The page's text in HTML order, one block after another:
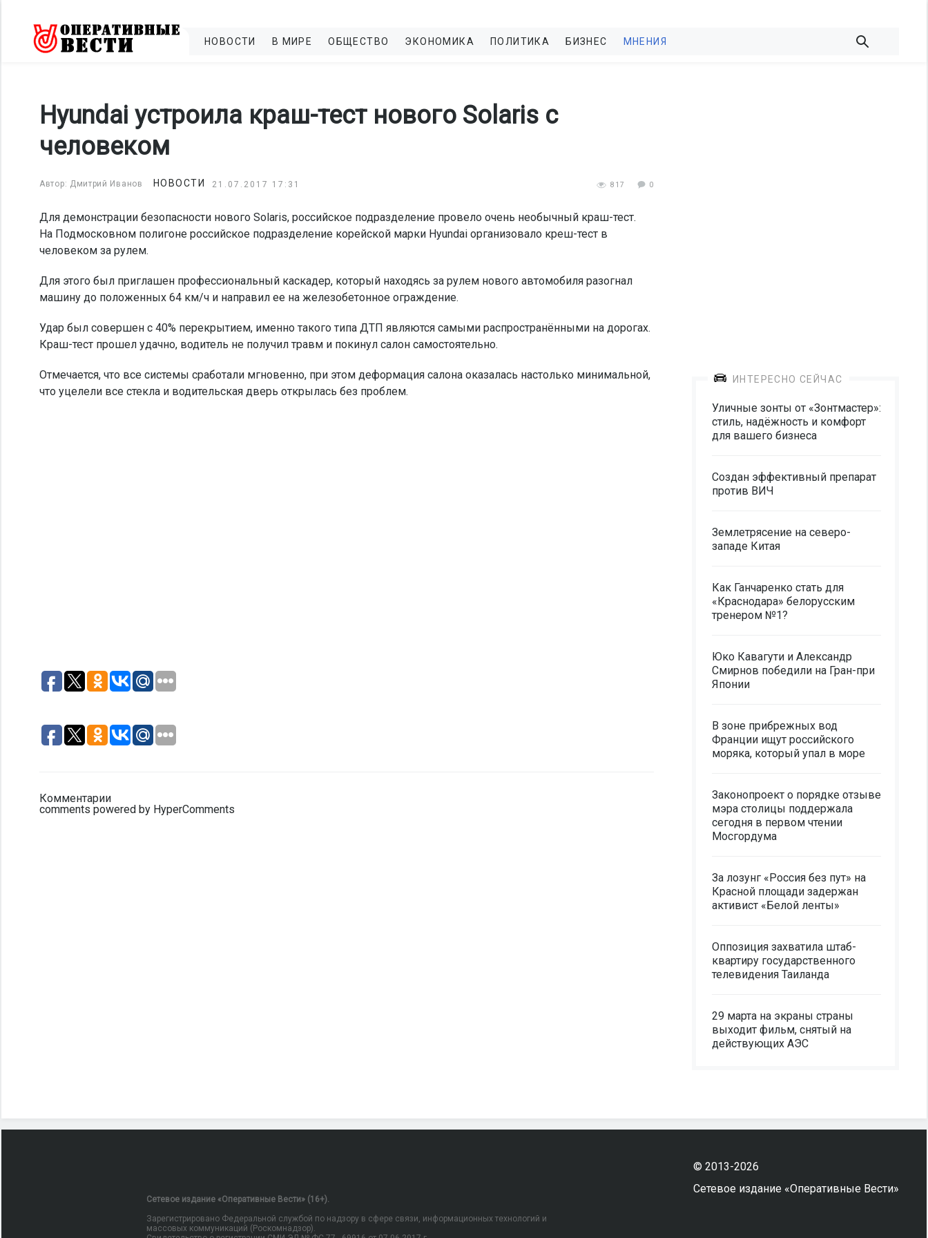
НОВОСТИ В МИРЕ ОБЩЕСТВО ЭКОНОМИКА ПОЛИТИКА БИЗНЕС МНЕНИЯ
Hyundai устроила краш-тест нового Solaris с
человеком
Автор: Дмитрий Иванов НОВОСТИ 21.07.2017 17:31 817 0
Для демонстрации безопасности нового Solaris, российское подразделение провело очень необычный краш-тест.
На Подмосковном полигоне российское подразделение корейской марки Hyundai организовало креш-тест в
человеком за рулем.
Для этого был приглашен профессиональный каскадер, который находясь за рулем нового автомобиля разогнал
машину до положенных 64 км/ч и направил ее на железобетонное ограждение.
Удар был совершен с 40% перекрытием, именно такого типа ДТП являются самыми распространёнными на дорогах.
Краш-тест прошел удачно, водитель не получил травм и покинул салон самостоятельно.
Отмечается, что все системы сработали мгновенно, при этом деформация салона оказалась настолько минимальной,
что уцелели все стекла и водительская дверь открылась без проблем.
Комментарии
comments powered by HyperComments
ИНТЕРЕСНО СЕЙЧАС
Уличные зонты от «Зонтмастер»:
стиль, надёжность и комфорт
для вашего бизнеса
Создан эффективный препарат
против ВИЧ
Землетрясение на северо-
западе Китая
Как Ганчаренко стать для
«Краснодара» белорусским
тренером №1?
Юко Кавагути и Александр
Смирнов победили на Гран-при
Японии
В зоне прибрежных вод
Франции ищут российского
моряка, который упал в море
Законопроект о порядке отзыве
мэра столицы поддержала
сегодня в первом чтении
Мосгордума
За лозунг «Россия без пут» на
Красной площади задержан
активист «Белой ленты»
Оппозиция захватила штаб-
квартиру государственного
телевидения Таиланда
29 марта на экраны страны
выходит фильм, снятый на
действующих АЭС
Сетевое издание «Оперативные Вести» (16+).
Зарегистрировано Федеральной службой по надзору в сфере связи, информационных технологий и
массовых коммуникаций (Роскомнадзор).
© 2013-2026
Сетевое издание «Оперативные Вести»